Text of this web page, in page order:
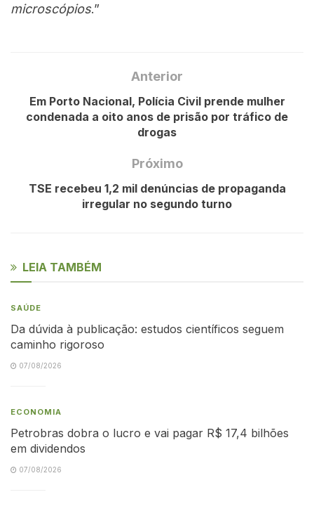
microscópios.”
Anterior
Em Porto Nacional, Polícia Civil prende mulher
condenada a oito anos de prisão por tráfico de
drogas
Próximo
TSE recebeu 1,2 mil denúncias de propaganda
irregular no segundo turno
LEIA TAMBÉM
SAÚDE
Da dúvida à publicação: estudos científicos seguem
caminho rigoroso
07/08/2026
ECONOMIA
Petrobras dobra o lucro e vai pagar R$ 17,4 bilhões
em dividendos
07/08/2026